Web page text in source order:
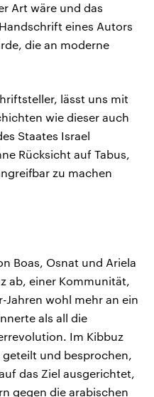
Art wäre und das
eines Autors
die an moderne
lässt uns mit
wie dieser auch
Staates Israel
Rücksicht auf Tabus,
zu machen
Boas, Osnat und Ariela
ab, einer Kommunität,
Jahren wohl mehr an ein
als all die
Im Kibbuz
und besprochen,
das Ziel ausgerichtet,
gegen die arabischen